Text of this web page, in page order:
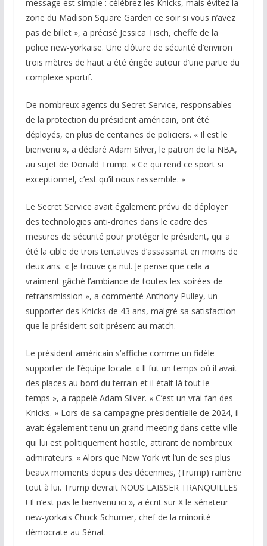
message est simple : célébrez les Knicks, mais évitez la
zone du Madison Square Garden ce soir si vous n’avez
pas de billet », a précisé Jessica Tisch, cheffe de la
police new-yorkaise. Une clôture de sécurité d’environ
trois mètres de haut a été érigée autour d’une partie du
complexe sportif.
De nombreux agents du Secret Service, responsables
de la protection du président américain, ont été
déployés, en plus de centaines de policiers. « Il est le
bienvenu », a déclaré Adam Silver, le patron de la NBA,
au sujet de Donald Trump. « Ce qui rend ce sport si
exceptionnel, c’est qu’il nous rassemble. »
Le Secret Service avait également prévu de déployer
des technologies anti-drones dans le cadre des
mesures de sécurité pour protéger le président, qui a
été la cible de trois tentatives d’assassinat en moins de
deux ans. « Je trouve ça nul. Je pense que cela a
vraiment gâché l’ambiance de toutes les soirées de
retransmission », a commenté Anthony Pulley, un
supporter des Knicks de 43 ans, malgré sa satisfaction
que le président soit présent au match.
Le président américain s’affiche comme un fidèle
supporter de l’équipe locale. « Il fut un temps où il avait
des places au bord du terrain et il était là tout le
temps », a rappelé Adam Silver. « C’est un vrai fan des
Knicks. » Lors de sa campagne présidentielle de 2024, il
avait également tenu un grand meeting dans cette ville
qui lui est politiquement hostile, attirant de nombreux
admirateurs. « Alors que New York vit l’un de ses plus
beaux moments depuis des décennies, (Trump) ramène
tout à lui. Trump devrait NOUS LAISSER TRANQUILLES
! Il n’est pas le bienvenu ici », a écrit sur X le sénateur
new-yorkais Chuck Schumer, chef de la minorité
démocrate au Sénat.